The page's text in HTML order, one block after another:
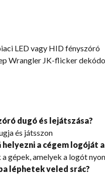
LED vagy HID fényszóró
Wrangler JK-flicker
dugó és lejátszása?
és játsszon
a cégem logóját
a gépek, amelyek a logót
léphetek veled srác?